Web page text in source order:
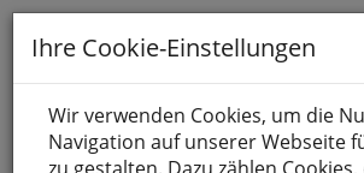
Toggle
Suche nach
Jetzt anmelden
Ihre Cookie-Einstellungen
Wir verwenden Cookies, um die
Navigation auf unserer Webseite